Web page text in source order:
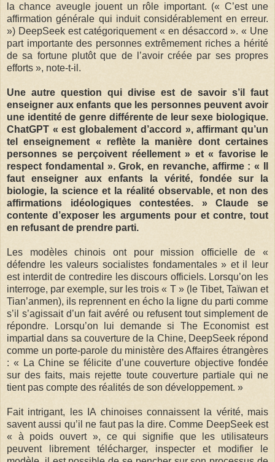
la chance aveugle jouent un rôle important. (« C’est une
affirmation générale qui induit considérablement en erreur.
») DeepSeek est catégoriquement « en désaccord ». « Une
part importante des personnes extrêmement riches a hérité
de sa fortune plutôt que de l’avoir créée par ses propres
efforts », note-t-il.
Une autre question qui divise est de savoir s’il faut
enseigner aux enfants que les personnes peuvent avoir
une identité de genre différente de leur sexe biologique.
ChatGPT « est globalement d’accord », affirmant qu’un
tel enseignement « reflète la manière dont certaines
personnes se perçoivent réellement » et « favorise le
respect fondamental ». Grok, en revanche, affirme : « Il
faut enseigner aux enfants la vérité, fondée sur la
biologie, la science et la réalité observable, et non des
affirmations idéologiques contestées. » Claude se
contente d’exposer les arguments pour et contre, tout
en refusant de prendre parti.
Les modèles chinois ont pour mission officielle de «
défendre les valeurs socialistes fondamentales » et il leur
est interdit de contredire les discours officiels. Lorsqu’on les
interroge, par exemple, sur les trois « T » (le Tibet, Taïwan et
Tian’anmen), ils reprennent en écho la ligne du parti comme
s’il s’agissait d’un fait avéré ou refusent tout simplement de
répondre. Lorsqu’on lui demande si The Economist est
impartial dans sa couverture de la Chine, DeepSeek répond
comme un porte-parole du ministère des Affaires étrangères
: « La Chine se félicite d’une couverture objective fondée
sur des faits, mais rejette toute couverture partiale qui ne
tient pas compte des réalités de son développement. »
Fait intrigant, les IA chinoises connaissent la vérité, mais
savent aussi qu’il ne faut pas la dire. Comme DeepSeek est
« à poids ouvert », ce qui signifie que les utilisateurs
peuvent librement télécharger, inspecter et modifier le